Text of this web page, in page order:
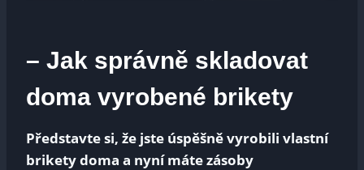
– Jak správně skladovat
doma vyrobené brikety
Představte si, že jste úspěšně vyrobili vlastní
brikety doma a nyní máte zásoby